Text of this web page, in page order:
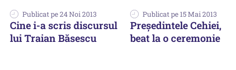
Publicat pe 24 Noi 2013
Cine i-a scris discursul
lui Traian Băsescu
Publicat pe 15 Mai 2013
Președintele Cehiei,
beat la o ceremonie